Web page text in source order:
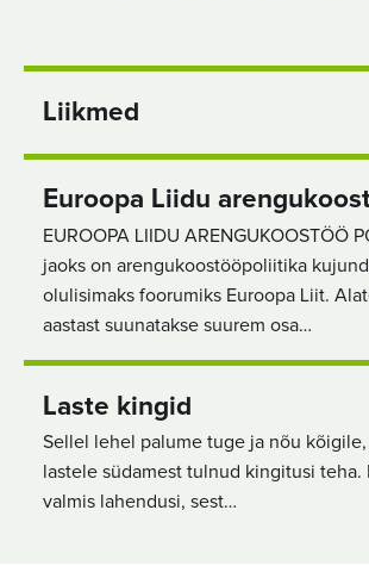
Liikmed
Euroopa Liidu
EUROOPA LIIDU ARENGUKOOSTÖÖ
jaoks on arengukoostööpoliitika
olulisimaks foorumiks Euroopa Liit.
aastast suunatakse suurem osa…
Laste kingid
Sellel lehel palume tuge ja nõu kõigile,
lastele südamest tulnud kingitusi teha.
valmis lahendusi, sest…